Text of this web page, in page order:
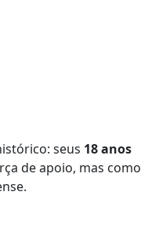
seus 18 anos
de apoio, mas como